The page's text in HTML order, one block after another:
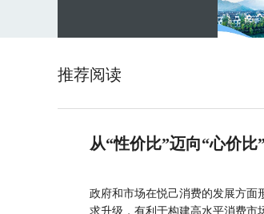
推荐阅读
从“性价比”迈向“心价
政府和市场在悦己消费的发展方面
求升级，有利于构建高水平消费市